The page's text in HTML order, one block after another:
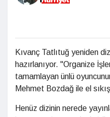
Kıvanç Tatlıtuğ yeniden
hazırlanıyor. "Organize
tamamlayan ünlü
Mehmet Bozdağ ile el
Henüz dizinin nerede